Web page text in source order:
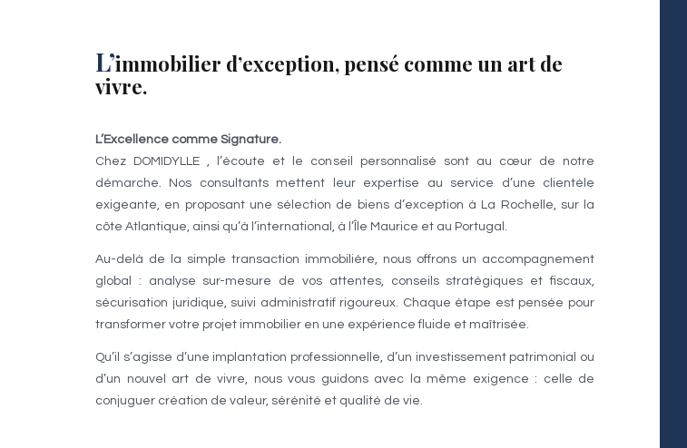
L’immobilier d’exception, pensé comme un art de
vivre.
L’Excellence comme Signature.
Chez DOMIDYLLE , l’écoute et le conseil personnalisé sont au cœur de notre
démarche. Nos consultants mettent leur expertise au service d’une clientèle
exigeante, en proposant une sélection de biens d’exception à La Rochelle, sur la
côte Atlantique, ainsi qu’à l’international, à l’Île Maurice et au Portugal.
Au-delà de la simple transaction immobilière, nous offrons un accompagnement
global : analyse sur-mesure de vos attentes, conseils stratégiques et fiscaux,
sécurisation juridique, suivi administratif rigoureux. Chaque étape est pensée pour
transformer votre projet immobilier en une expérience fluide et maîtrisée.
Qu’il s’agisse d’une implantation professionnelle, d’un investissement patrimonial ou
d’un nouvel art de vivre, nous vous guidons avec la même exigence : celle de
conjuguer création de valeur, sérénité et qualité de vie.